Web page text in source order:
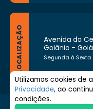
LOCALIZAÇÃO
Avenida do
Goiânia -
Segunda à Sexta
Utilizamos cookies de
Privacidade, ao
condições.